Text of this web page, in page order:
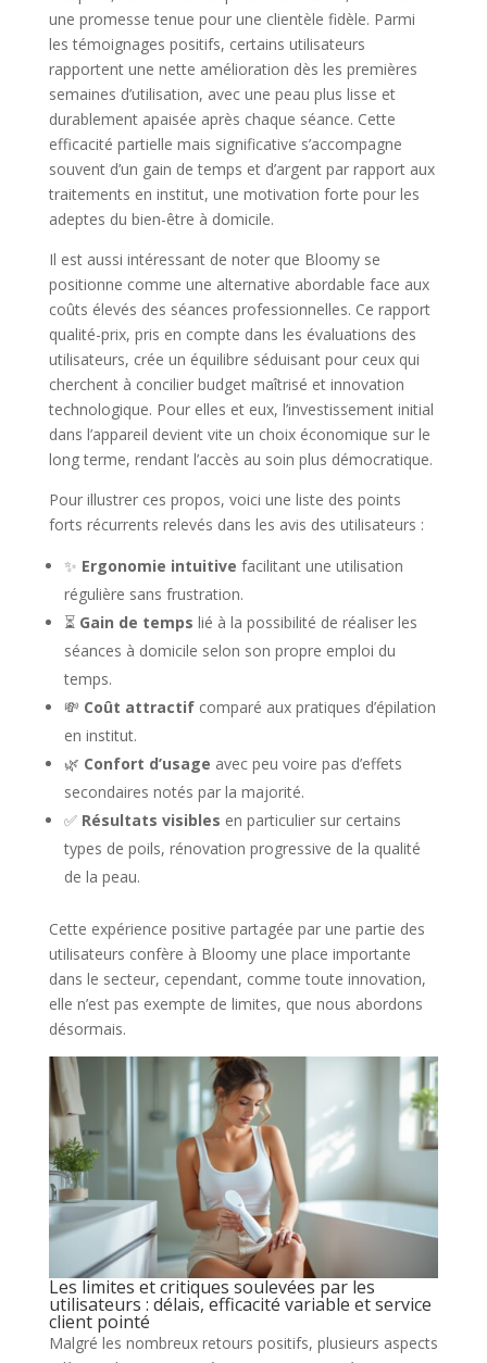
une promesse tenue pour une clientèle fidèle. Parmi
les témoignages positifs, certains utilisateurs
rapportent une nette amélioration dès les premières
semaines d’utilisation, avec une peau plus lisse et
durablement apaisée après chaque séance. Cette
efficacité partielle mais significative s’accompagne
souvent d’un gain de temps et d’argent par rapport aux
traitements en institut, une motivation forte pour les
adeptes du bien-être à domicile.
Il est aussi intéressant de noter que Bloomy se
positionne comme une alternative abordable face aux
coûts élevés des séances professionnelles. Ce rapport
qualité-prix, pris en compte dans les évaluations des
utilisateurs, crée un équilibre séduisant pour ceux qui
cherchent à concilier budget maîtrisé et innovation
technologique. Pour elles et eux, l’investissement initial
dans l’appareil devient vite un choix économique sur le
long terme, rendant l’accès au soin plus démocratique.
Pour illustrer ces propos, voici une liste des points
forts récurrents relevés dans les avis des utilisateurs :
✨ Ergonomie intuitive facilitant une utilisation
régulière sans frustration.
⏳ Gain de temps lié à la possibilité de réaliser les
séances à domicile selon son propre emploi du
temps.
💸 Coût attractifcomparé aux pratiques d’épilation
en institut.
🌿 Confort d’usage avec peu voire pas d’effets
secondaires notés par la majorité.
✅ Résultats visibles en particulier sur certains
types de poils, rénovation progressive de la qualité
de la peau.
Cette expérience positive partagée par une partie des
utilisateurs confère à Bloomy une place importante
dans le secteur, cependant, comme toute innovation,
elle n’est pas exempte de limites, que nous abordons
désormais.
Les limites et critiques soulevées par les
utilisateurs : délais, efficacité variable et service
client pointé
Malgré les nombreux retours positifs, plusieurs aspects